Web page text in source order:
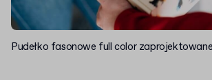
Pudełko fasonowe full color